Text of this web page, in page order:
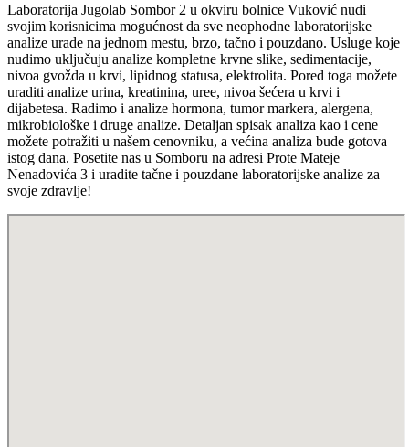
Laboratorija Jugolab Sombor 2 u okviru bolnice Vuković nudi
svojim korisnicima mogućnost da sve neophodne laboratorijske
analize urade na jednom mestu, brzo, tačno i pouzdano. Usluge koje
nudimo uključuju analize kompletne krvne slike, sedimentacije,
nivoa gvožda u krvi, lipidnog statusa, elektrolita. Pored toga možete
uraditi analize urina, kreatinina, uree, nivoa šećera u krvi i
dijabetesa. Radimo i analize hormona, tumor markera, alergena,
mikrobiološke i druge analize. Detaljan spisak analiza kao i cene
možete potražiti u našem cenovniku, a većina analiza bude gotova
istog dana. Posetite nas u Somboru na adresi Prote Mateje
Nenadovića 3 i uradite tačne i pouzdane laboratorijske analize za
svoje zdravlje!